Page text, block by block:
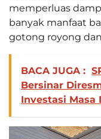
memperluas
banyak manfaat
gotong royong
BACA JUGA :
Bersinar
Investasi Masa